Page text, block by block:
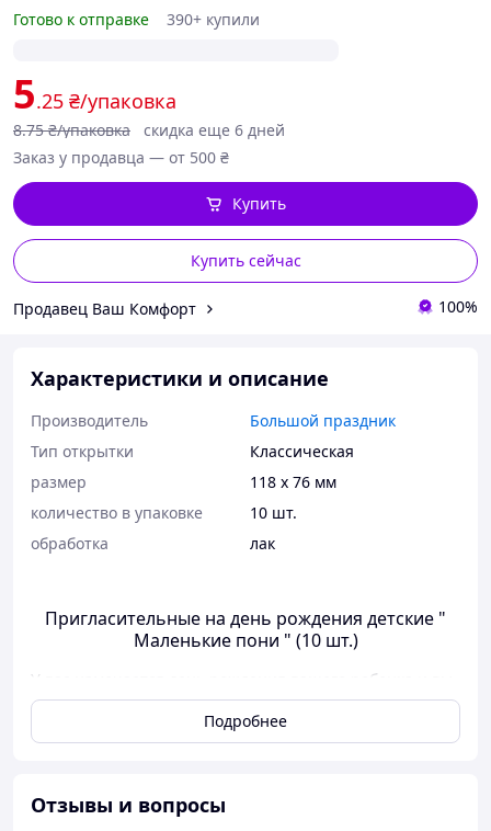
Готово к отправке
390+ купили
5.25 ₴/упаковка
8.75 ₴/упаковка
скидка еще 6 дней
Заказ у продавца — от 500 ₴
Купить сейчас
Купить
Продавец Ваш Комфорт 100%
Характеристики и описание
Производитель
Большой праздник
Тип открытки
Классическая
размер
118 х 76 мм
количество в упаковке
10 шт.
обработка
лак
Пригласительные на день рождения детские "
Маленькие пони " (10 шт.)
У вас намечается день рождения вашего ребенка и вы
решили устроить праздник?
В гости придут друзья вашего любимого чада?
Предлагаем разослать пригласительные на детский
Подробнее
Отзывы и вопросы